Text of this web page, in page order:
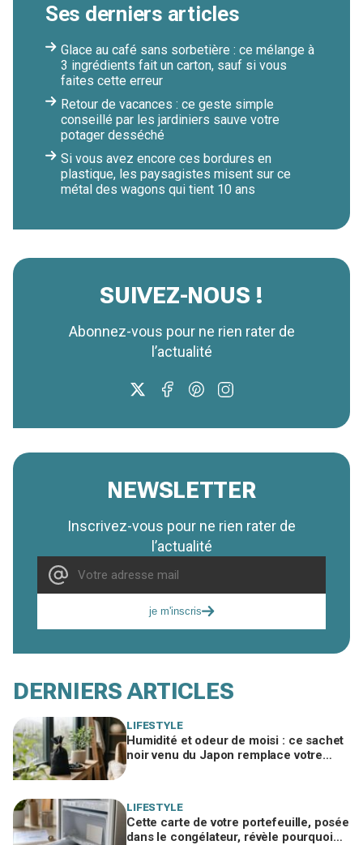
Ses derniers articles
Glace au café sans sorbetière : ce mélange à
3 ingrédients fait un carton, sauf si vous
faites cette erreur
Retour de vacances : ce geste simple
conseillé par les jardiniers sauve votre
potager desséché
Si vous avez encore ces bordures en
plastique, les paysagistes misent sur ce
métal des wagons qui tient 10 ans
SUIVEZ-NOUS !
Abonnez-vous pour ne rien rater de
l’actualité
NEWSLETTER
Inscrivez-vous pour ne rien rater de
l’actualité
je m'inscris
DERNIERS ARTICLES
LIFESTYLE
Humidité et odeur de moisi : ce sachet
noir venu du Japon remplace votre
LIFESTYLE
Cette carte de votre portefeuille, posée
dans le congélateur, révèle pourquoi